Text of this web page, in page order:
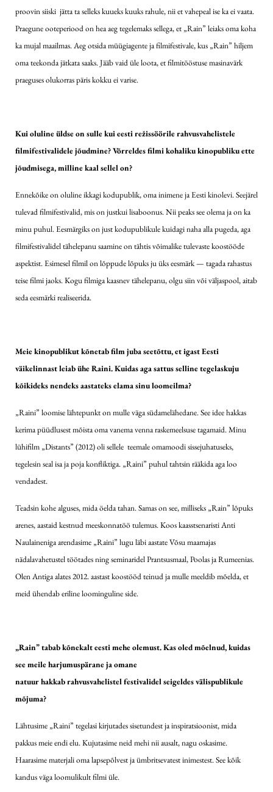
proovin siiski jätta ta selleks kuueks kuuks rahule, nii et vahepeal ise ka ei vaata.
Praegune ooteperiood on hea aeg tegelemaks sellega, et „Rain” leiaks oma koha
ka mujal maailmas. Aeg otsida müügiagente ja filmifestivale, kus „Rain” hiljem
oma teekonda jätkata saaks. Jääb vaid üle loota, et filmitööstuse masinavärk
praeguses olukorras päris kokku ei varise.
Kui oluline üldse on sulle kui eesti režissöörile rahvusvahelistele
filmifestivalidele jõudmine? Võrreldes filmi kohaliku kinopubliku ette
jõudmisega, milline kaal sellel on?
Ennekõike on oluline ikkagi kodupublik, oma inimene ja Eesti kinolevi. Seejärel
tulevad filmifestivalid, mis on justkui lisaboonus. Nii peaks see olema ja on ka
minu puhul. Eesmärgiks on just kodupublikule kuidagi naha alla pugeda, aga
filmifestivalidel tähelepanu saamine on tähtis võimalike tulevaste koostööde
aspektist. Esimesel filmil on lõppude lõpuks ju üks eesmärk — tagada rahastus
teise filmi jaoks. Kogu filmiga kaasnev tähelepanu, olgu siin või väljaspool, aitab
seda eesmärki realiseerida.
Meie kinopublikut kõnetab film juba seetõttu, et igast Eesti
väikelinnast leiab ühe Raini. Kuidas aga sattus selline tegelaskuju
kõikideks nendeks aastateks elama sinu loomeilma?
„Raini” loomise lähtepunkt on mulle väga südamelähedane. See idee hakkas
kerima püüdlusest mõista oma vanema venna raskemeelsuse tagamaid. Minu
lühifilm „Distants” (2012) oli sellele teemale omamoodi sissejuhatuseks,
tegelesin seal isa ja poja konfliktiga. „Raini” puhul tahtsin rääkida aga loo
vendadest.
Teadsin kohe alguses, mida öelda tahan. Samas on see, milliseks „Rain” lõpuks
arenes, aastaid kestnud meeskonnatöö tulemus. Koos kaasstsenaristi Anti
Naulaineniga arendasime „Raini” lugu läbi aastate Võsu maamajas
nädalavahetustel töötades ning seminaridel Prantsusmaal, Poolas ja Rumeenias.
Olen Antiga alates 2012. aastast koostööd teinud ja mulle meeldib mõelda, et
meid ühendab eriline loominguline side.
„Rain” tabab kõnekalt eesti mehe olemust. Kas oled mõelnud, kuidas
see meile harjumuspärane ja omane
natuur hakkab rahvusvahelistel festivalidel seigeldes välispublikule
mõjuma?
Lähtusime „Raini” tegelasi kirjutades sisetundest ja inspiratsioonist, mida
pakkus meie endi elu. Kujutasime neid mehi nii ausalt, nagu oskasime.
Haarasime materjali oma lapsepõlvest ja ümbritsevatest inimestest. See kõik
kandus väga loomulikult filmi üle.